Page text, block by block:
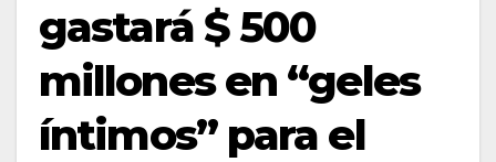
gastará $ 500
millones en “geles
íntimos” para el